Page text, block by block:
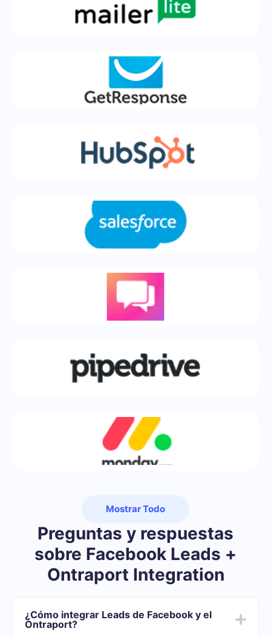
Mostrar Todo
Preguntas y respuestas
sobre Facebook Leads +
Ontraport Integration
¿Cómo integrar Leads de Facebook y el
Ontraport?